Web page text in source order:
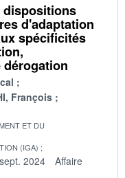
dispositions
d'adaptation
spécificités
François
ET DU
(IGA)
2024
Affaire